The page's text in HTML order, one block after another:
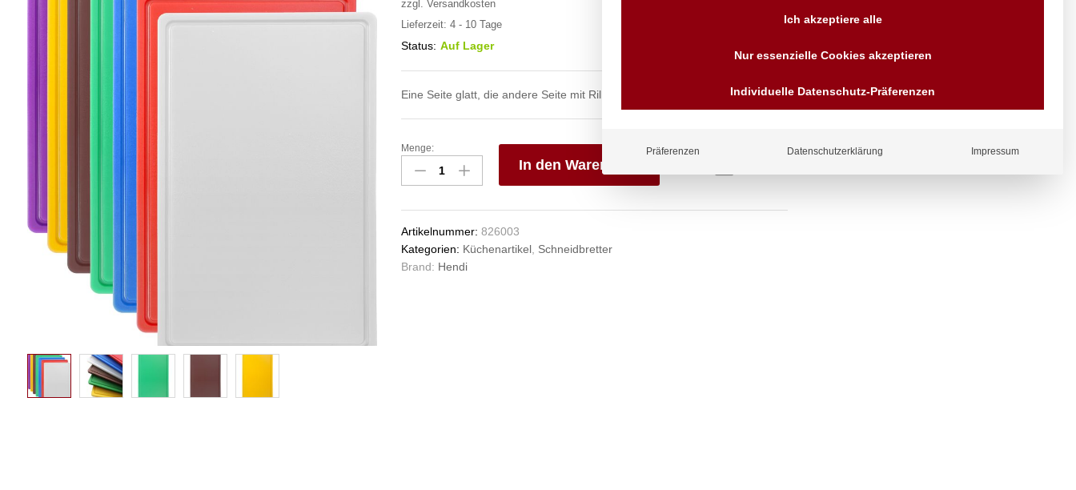
zzgl. Versandkosten
Lieferzeit: 4 - 10 Tage
Status: Auf Lager
Eine Seite glatt, die andere Seite mit Rille.
Schneidbretter
HACCP
Gastronorm
GN
1/1,
Weiß,
Menge:
In den Warenkorb
Artikelnummer: 826003
Kategorien: Küchenartikel, Schneidbretter
Brand: Hendi
Anfragen
Wir sind seit über 40 Jahren
für Sie da
Vorrauskasse Paypal,
Kreditkarte, Direkt
Ich akzeptiere alle
Nur essenzielle Cookies akzeptieren
Individuelle Datenschutz-Präferenzen
Präferenzen Datenschutzerklärung Impressum